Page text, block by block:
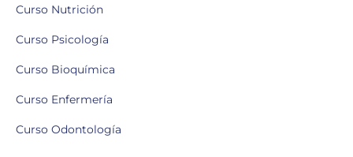
Curso Nutrición
Curso Psicología
Curso Bioquímica
Curso Enfermería
Curso Odontología